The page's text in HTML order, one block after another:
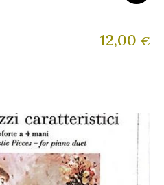
12,00 €